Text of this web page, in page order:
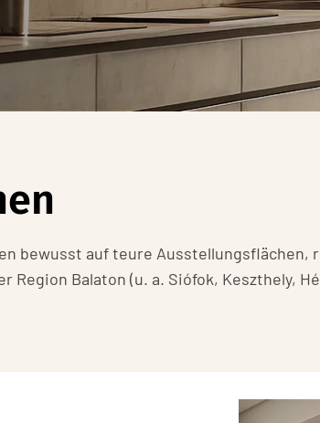
bewusst auf teure Ausstellungsflächen,
Balaton (u. a. Siófok, Keszthely,